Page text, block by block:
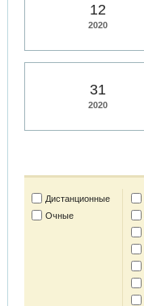
12
2020
31
2020
Дистанционные
Очные